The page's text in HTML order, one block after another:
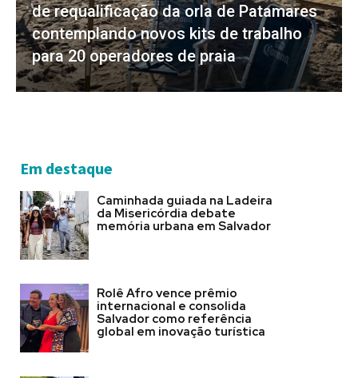
de requalificação da orla de Patamares
contemplando novos kits de trabalho
para 20 operadores de praia
Em destaque
Caminhada guiada na Ladeira
da Misericórdia debate
memória urbana em Salvador
Rolê Afro vence prêmio
internacional e consolida
Salvador como referência
global em inovação turística